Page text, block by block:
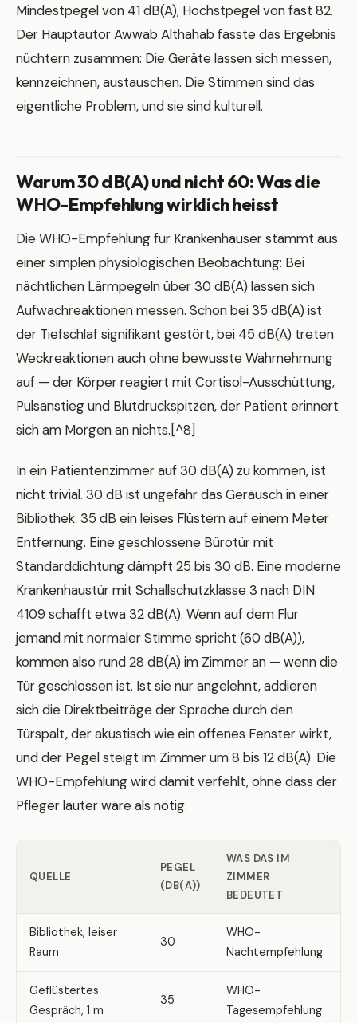
Mindestpegel von 41 dB(A), Höchstpegel von fast 82.
Der Hauptautor Awwab Althahab fasste das Ergebnis
nüchtern zusammen: Die Geräte lassen sich messen,
kennzeichnen, austauschen. Die Stimmen sind das
eigentliche Problem, und sie sind kulturell.
Warum 30 dB(A) und nicht 60: Was die
WHO-Empfehlung wirklich heisst
Die WHO-Empfehlung für Krankenhäuser stammt aus
einer simplen physiologischen Beobachtung: Bei
nächtlichen Lärmpegeln über 30 dB(A) lassen sich
Aufwachreaktionen messen. Schon bei 35 dB(A) ist
der Tiefschlaf signifikant gestört, bei 45 dB(A) treten
Weckreaktionen auch ohne bewusste Wahrnehmung
auf — der Körper reagiert mit Cortisol-Ausschüttung,
Pulsanstieg und Blutdruckspitzen, der Patient erinnert
sich am Morgen an nichts.[^8]
In ein Patientenzimmer auf 30 dB(A) zu kommen, ist
nicht trivial. 30 dB ist ungefähr das Geräusch in einer
Bibliothek. 35 dB ein leises Flüstern auf einem Meter
Entfernung. Eine geschlossene Bürotür mit
Standarddichtung dämpft 25 bis 30 dB. Eine moderne
Krankenhaustür mit Schallschutzklasse 3 nach DIN
4109 schafft etwa 32 dB(A). Wenn auf dem Flur
jemand mit normaler Stimme spricht (60 dB(A)),
kommen also rund 28 dB(A) im Zimmer an — wenn die
Tür geschlossen ist. Ist sie nur angelehnt, addieren
sich die Direktbeiträge der Sprache durch den
Türspalt, der akustisch wie ein offenes Fenster wirkt,
und der Pegel steigt im Zimmer um 8 bis 12 dB(A). Die
WHO-Empfehlung wird damit verfehlt, ohne dass der
Pfleger lauter wäre als nötig.
QUELLE
PEGEL
(DB(A))
WAS DAS IM
ZIMMER
BEDEUTET
Bibliothek, leiser
Raum
30
WHO-
Nachtempfehlung
Geflüstertes
Gespräch, 1 m
35
WHO-
Tagesempfehlung